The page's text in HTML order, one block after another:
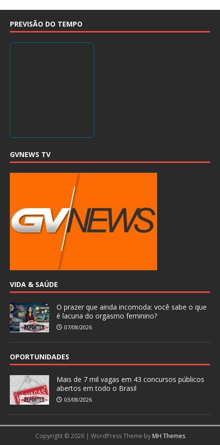
PREVISÃO DO TEMPO
GVNEWS TV
VIDA & SAÚDE
O prazer que ainda incomoda: você sabe o que
é lacuna do orgasmo feminino?
07/08/2026
OPORTUNIDADES
Mais de 7 mil vagas em 43 concursos públicos
abertos em todo o Brasil
03/08/2026
Copyright © 2026 | WordPress Theme by MH Themes